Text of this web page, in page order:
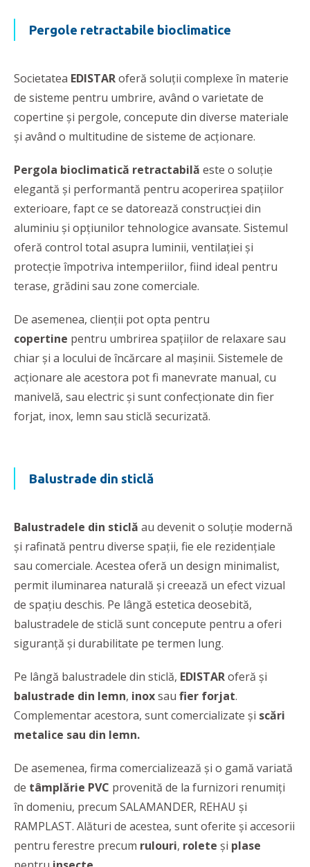
Pergole retractabile bioclimatice
Societatea EDISTARoferă soluţii complexe în materie
de sisteme pentru umbrire, având o varietate de
copertine şi pergole, concepute din diverse materiale
şi având o multitudine de sisteme de acţionare.
Pergola bioclimatică retractabilă este o soluție
elegantă și performantă pentru acoperirea spațiilor
exterioare, fapt ce se datorează construcției din
aluminiu și opțiunilor tehnologice avansate. Sistemul
oferă control total asupra luminii, ventilației și
protecţie împotriva intemperiilor, fiind ideal pentru
terase, grădini sau zone comerciale.
De asemenea, clienţii pot opta pentru
copertine pentru umbrirea spaţiilor de relaxare sau
chiar şi a locului de încărcare al maşinii. Sistemele de
acţionare ale acestora pot fi manevrate manual, cu
manivelă, sau electric şi sunt confecţionate din fier
forjat, inox, lemn sau sticlă securizată.
Balustrade din sticlă
Balustradele din sticlă au devenit o soluție modernă
și rafinată pentru diverse spații, fie ele rezidențiale
sau comerciale. Acestea oferă un design minimalist,
permit iluminarea naturală și creează un efect vizual
de spațiu deschis. Pe lângă estetica deosebită,
balustradele de sticlă sunt concepute pentru a oferi
siguranță și durabilitate pe termen lung.
Pe lângă balustradele din sticlă, EDISTARoferă şi
balustrade din lemn, inoxsau fier forjat.
Complementar acestora, sunt comercializate şi scări
metalice sau din lemn.
De asemenea, firma comercializează şi o gamă variată
de tâmplărie PVC provenită de la furnizori renumiţi
în domeniu, precum SALAMANDER, REHAU şi
RAMPLAST. Alături de acestea, sunt oferite şi accesorii
pentru ferestre precum rulouri, rolete şi plase